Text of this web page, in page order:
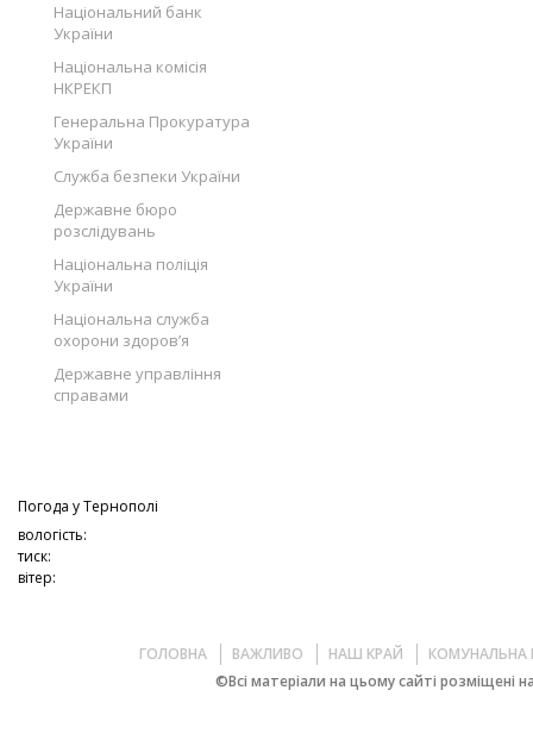
Національний банк
України
Національна комісія
НКРЕКП
Генеральна Прокуратура
України
Служба безпеки України
Державне бюро
розслідувань
Національна поліція
України
Національна служба
охорони здоров’я
Державне управління
справами
Погода уТернополі
вологість:
тиск:
вітер:
ГОЛОВНА ВАЖЛИВО НАШ КРАЙ
КОМУНАЛЬНА
©Всі матеріали на цьому сайті розміщені